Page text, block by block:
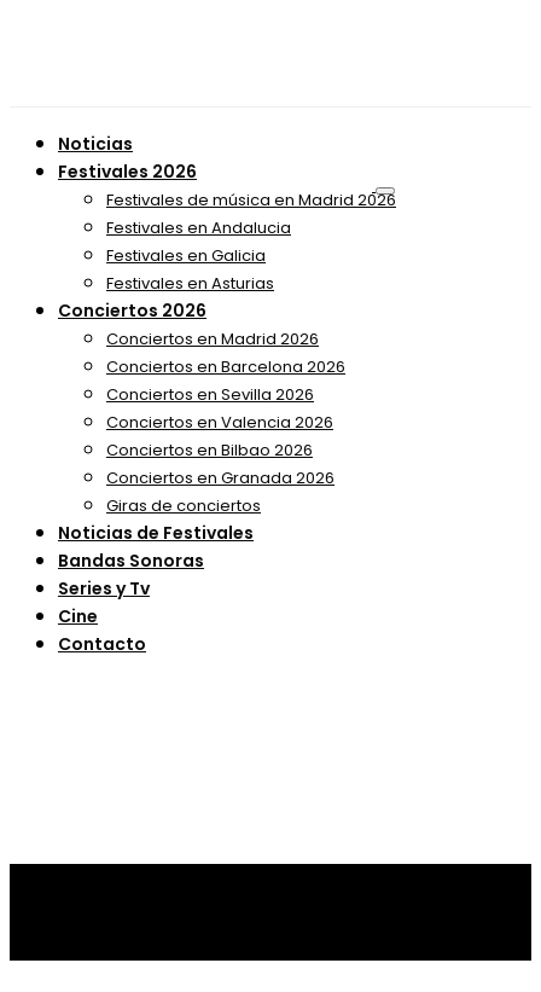
Noticias
Festivales 2026
Festivales de música en Madrid 2026
Festivales en Andalucia
Festivales en Galicia
Festivales en Asturias
Conciertos 2026
Conciertos en Madrid 2026
Conciertos en Barcelona 2026
Conciertos en Sevilla 2026
Conciertos en Valencia 2026
Conciertos en Bilbao 2026
Conciertos en Granada 2026
Giras de conciertos
Noticias de Festivales
Bandas Sonoras
Series y Tv
Cine
Contacto